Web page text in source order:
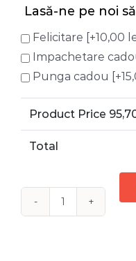
Lasă-ne pe noi
Felicitare [+10,00
Impachetare
Punga cadou
Product Price
Total